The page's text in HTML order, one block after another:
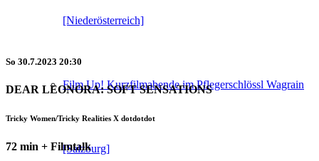
[Niederösterreich]
Film Up! Kurzfilmabende im Pflegerschlössl Wagrain
[Salzburg]
So 30.7.2023 20:30
DEAR LEONORA: SOFT SENSATIONS
Tricky Women/Tricky Realities X dotdotdot
72 min + Filmtalk